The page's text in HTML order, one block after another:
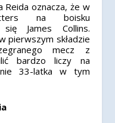
Reida oznacza, że w
na boisku
się James Collins.
pierwszym składzie
mecz z
bardzo liczy na
33-latka w tym